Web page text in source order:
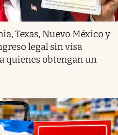
Texas, Nuevo México y
legal sin visa
quienes obtengan un